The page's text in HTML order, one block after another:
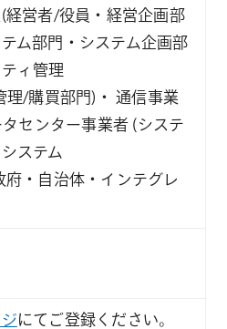
経営者/役員・経営企画部
ム部門・システム企画部
ィ管理
理/購買部門)・ 通信事業
センター事業者 (システ
ステム
府・自治体・インテグレ
にてご登録ください。